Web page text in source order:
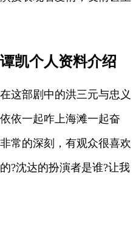
凯个人资料介绍
这部剧中的洪三元与忠义
依一起咋上海滩一起奋
常的深刻，有观众很喜欢
?沈达的扮演者是谁?让我